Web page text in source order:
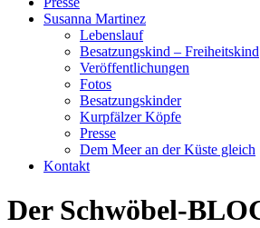
Susanna Martinez
Lebenslauf
Besatzungskind – Freiheitskind
Veröffentlichungen
Fotos
Besatzungskinder
Kurpfälzer Köpfe
Presse
Dem Meer an der Küste gleich
Kontakt
Der Schwöbel-